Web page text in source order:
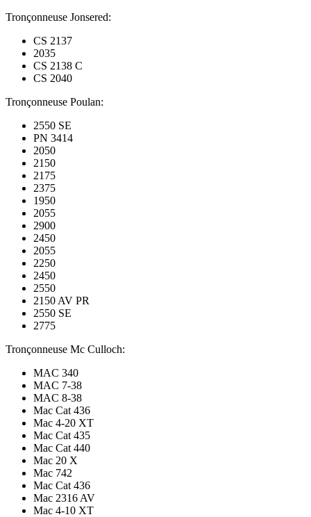
Tronçonneuse Jonsered:
CS 2137
2035
CS 2138 C
CS 2040
Tronçonneuse Poulan:
2550 SE
PN 3414
2050
2150
2175
2375
1950
2055
2900
2450
2055
2250
2450
2550
2150 AV PR
2550 SE
2775
Tronçonneuse Mc Culloch:
MAC 340
MAC 7-38
MAC 8-38
Mac Cat 436
Mac 4-20 XT
Mac Cat 435
Mac Cat 440
Mac 20 X
Mac 742
Mac Cat 436
Mac 2316 AV
Mac 4-10 XT